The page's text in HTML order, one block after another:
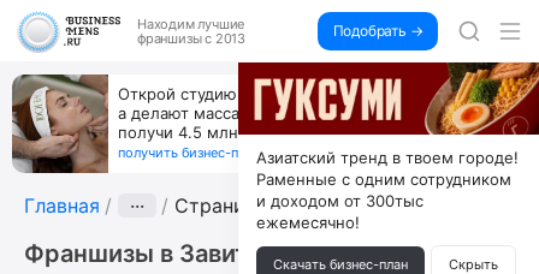
Находим лучшие
франшизы с 2013
Подобрать →
Открой студию, где не колют и не режут,
а делают массаж лица руками и в первый же год
получи 4.5 млн
получить бизнес-план ↓
Главная ··· Страница 3
Франшизы в Завитинске
Азиатский тренд в твоем городе!
Раменные с одним сотрудником
и доходом от 300тыс
ежемесячно!
Скачать бизнес-план Скрыть